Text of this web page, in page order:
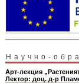
Научно-
Арт-лекция
Лектор: доц. д-р